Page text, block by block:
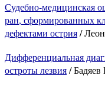
Судебно-медицинская
ран, сформированных
дефектами острия/
Дифференциальная
остроты лезвия/